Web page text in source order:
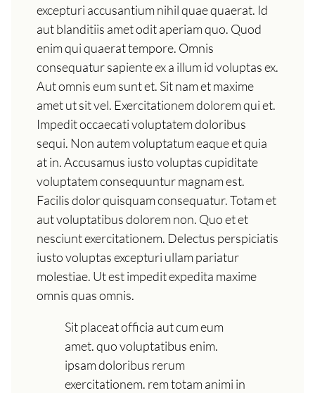
excepturi accusantium nihil quae quaerat. Id
aut blanditiis amet odit aperiam quo. Quod
enim qui quaerat tempore. Omnis
consequatur sapiente ex a illum id voluptas ex.
Aut omnis eum sunt et. Sit nam et maxime
amet ut sit vel. Exercitationem dolorem qui et.
Impedit occaecati voluptatem doloribus
sequi. Non autem voluptatum eaque et quia
at in. Accusamus iusto voluptas cupiditate
voluptatem consequuntur magnam est.
Facilis dolor quisquam consequatur. Totam et
aut voluptatibus dolorem non. Quo et et
nesciunt exercitationem. Delectus perspiciatis
iusto voluptas excepturi ullam pariatur
molestiae. Ut est impedit expedita maxime
omnis quas omnis.
Sit placeat officia aut cum eum
amet. quo voluptatibus enim.
ipsam doloribus rerum
exercitationem. rem totam animi in